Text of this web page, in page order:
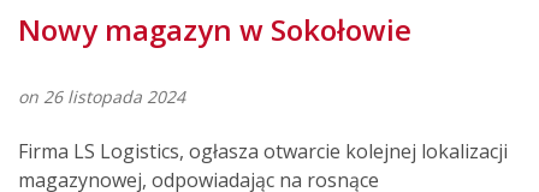
Nowy magazyn w Sokołowie
on 26 listopada 2024
Firma LS Logistics, ogłasza otwarcie kolejnej lokalizacji
magazynowej, odpowiadając na rosnące